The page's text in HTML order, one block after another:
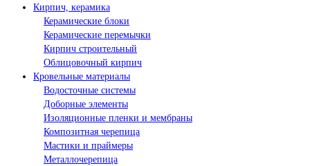
Кирпич, керамика
Керамические блоки
Керамические перемычки
Кирпич строительный
Облицовочный кирпич
Кровельные материалы
Водосточные системы
Доборные элементы
Изоляционные пленки и мембраны
Композитная черепица
Мастики и праймеры
Металлочерепица